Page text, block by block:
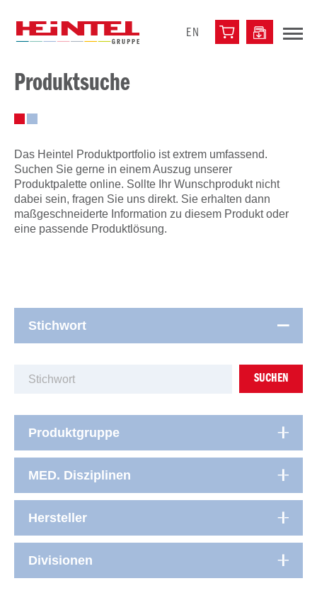
EN
Produktsuche
Das Heintel Produktportfolio ist extrem umfassend.
Suchen Sie gerne in einem Auszug unserer
Produktpalette online. Sollte Ihr Wunschprodukt nicht
dabei sein, fragen Sie uns direkt. Sie erhalten dann
maßgeschneiderte Information zu diesem Produkt oder
eine passende Produktlösung.
Stichwort
SUCHEN
Produktgruppe
MED. Disziplinen
Hersteller
Divisionen